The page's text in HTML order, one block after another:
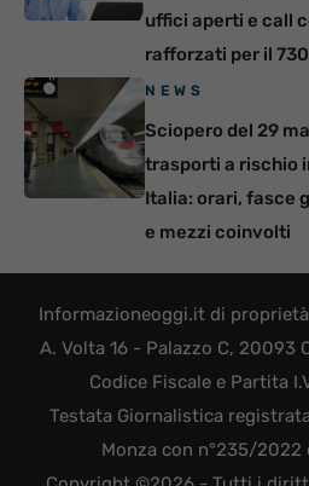
uffici aperti e call
rafforzati per il 730
NEWS
Sciopero del 29
trasporti a rischio
Italia: orari, fasce
e mezzi coinvolti
Informazioneoggi.it di proprietà
A. Volta 16 - Palazzo C, 20093
Codice Fiscale e Partita
Testata Giornalistica
Monza con n°235/